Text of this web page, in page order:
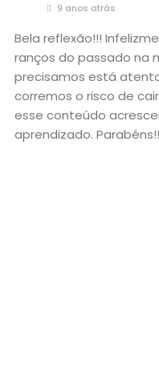
9 anos atrás
Bela reflexão!!!
ranços do passado na
precisamos está
corremos o risco de
esse conteúdo
aprendizado.